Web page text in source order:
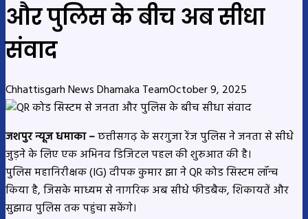
और पुलिस के बीच अब सीधा
संवाद
Chhattisgarh News Dhamaka TeamOctober 9, 2025
जशपुर न्यूज धमाका –छत्तीसगढ़ के सरगुजा रेंज पुलिस ने जनता से सीधे
जुड़ने के लिए एक अभिनव डिजिटल पहल की शुरुआत की है।
पुलिस महानिरीक्षक (IG) दीपक कुमार झा ने QR कोड सिस्टम लॉन्च
किया है, जिसके माध्यम से नागरिक अब सीधे फीडबैक, शिकायतें और
सुझाव पुलिस तक पहुंचा सकेंगे।